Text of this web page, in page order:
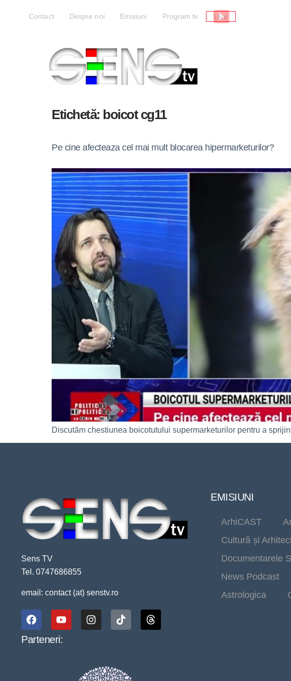
Contact Despre noi Emisiuni Program tv Live
Etichetă: boicot cg11
Pe cine afecteaza cel mai mult blocarea hipermarketurilor?
Discutăm chestiunea boicotutului supermarketurilor pentru a
Sens TV
Tel. 0747686855
email: contact (at) senstv.ro
Parteneri:
EMISIUNI
ArhiCAST
Cultură și
Documentarele
News Podcast
Astrologica